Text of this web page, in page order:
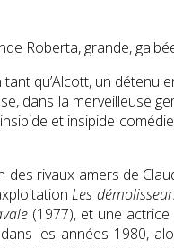
Roberta, grande,
qu’Alcott, un détenu
dans la merveilleuse
et insipide
rivaux amers de
Les
(1977), et une actrice
les années 1980,